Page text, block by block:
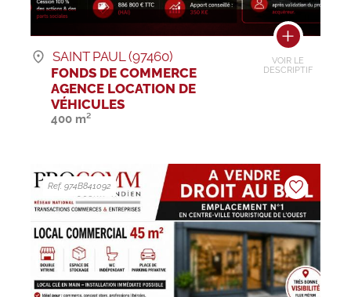
VOIR LE
DESCRIPTIF
SAINT PAUL (97460)
FONDS DE COMMERCE
AGENCE LOCATION DE
VÉHICULES
400 m²
Ref. 974B841092